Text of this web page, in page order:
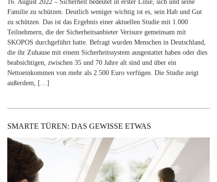
16. August 2022 – Sicherheit bedeutet in erster Linie, sich und seine
Familie zu schützen. Deutlich weniger wichtig ist es, sein Hab und Gut
zu schützen. Das ist das Ergebnis einer aktuellen Studie mit 1.000
Teilnehmern, die der Sicherheitsanbieter Verisure gemeinsam mit
SKOPOS durchgeführt hatte. Befragt wurden Menschen in Deutschland,
die ihr Zuhause mit einem Sicherheitssystem ausgestattet haben oder dies
beabsichtigen, zwischen 35 und 70 Jahre alt sind und über ein
Nettoeinkommen von mehr als 2.500 Euro verfügen. Die Studie zeigt
außerdem, […]
SMARTE TÜREN: DAS GEWISSE ETWAS